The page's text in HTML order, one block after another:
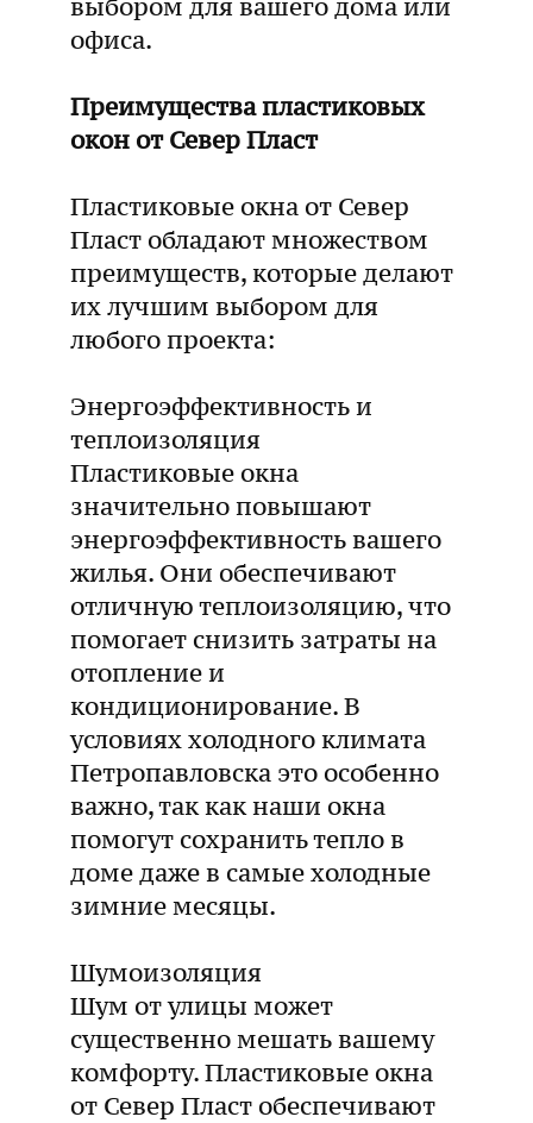
выбором для вашего дома или
офиса.
Преимущества пластиковых
окон от Север Пласт
Пластиковые окна от Север
Пласт обладают множеством
преимуществ, которые делают
их лучшим выбором для
любого проекта:
Энергоэффективность и
теплоизоляция
Пластиковые окна
значительно повышают
энергоэффективность вашего
жилья. Они обеспечивают
отличную теплоизоляцию, что
помогает снизить затраты на
отопление и
кондиционирование. В
условиях холодного климата
Петропавловска это особенно
важно, так как наши окна
помогут сохранить тепло в
доме даже в самые холодные
зимние месяцы.
Шумоизоляция
Шум от улицы может
существенно мешать вашему
комфорту. Пластиковые окна
от Север Пласт обеспечивают